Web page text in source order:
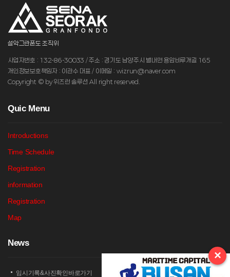
설악그란폰도 조직위
사업자번호 : 132-86-30033 / 주소 : 경기도 남양주시 별내면 용암비루개길 165
개인정보보호책임자 : 이관수 대표 / 이메일 : wizrun@naver.com
Copyright © by 위즈런 솔루션 All right reserved.
Quic Menu
Introductions
Time Schedule
Registration
information
Registration
Map
News
임시기록&사진확인바로가기
×